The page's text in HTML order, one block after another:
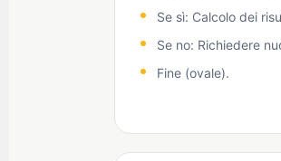
Se sì: Calcolo dei
Se no: Richiedere
Fine (ovale).